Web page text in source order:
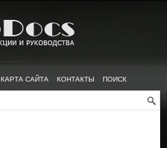
КАРТА САЙТА КОНТАКТЫ ПОИСК